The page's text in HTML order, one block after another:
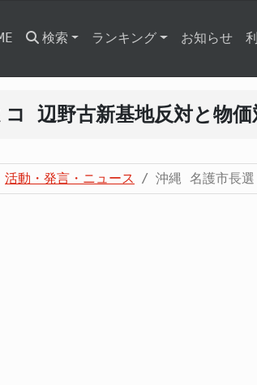
検索 ランキング お知らせ
辺野古新基地反対と物価
活動・発言・ニュース 沖縄 名護市長